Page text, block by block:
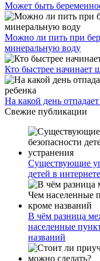
Может быть
Можно ли пить при
минеральную воду
Кто быстрее начинает
На какой день
Свежие публикации
Существующие
детей в
В чём разница
населенные
названий